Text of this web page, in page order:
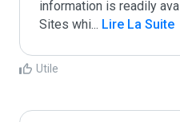
information is readily
Sites whi... Lire La Suite
Utile